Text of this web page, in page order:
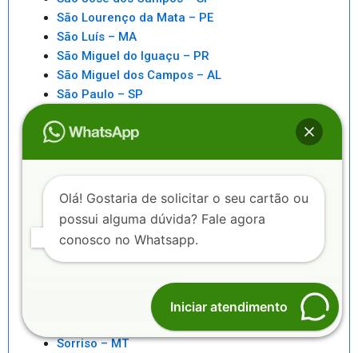
São Lourenço da Mata – PE
São Luís – MA
São Miguel do Iguaçu – PR
São Miguel dos Campos – AL
São Paulo – SP
São Sebastiao – SP
Senhor do Bonfim – BA
Serra – ES
Serrinha – BA
Sete Lagoas – MG
Sorriso – MT
Olá! Gostaria de solicitar o seu cartão ou
possui alguma dúvida? Fale agora
conosco no Whatsapp.
Iniciar atendimento